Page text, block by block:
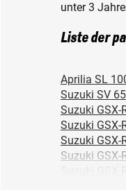
unter 3
Liste der
Aprilia SL
Suzuki SV
Suzuki
Suzuki
Suzuki GSX-
Suzuki GSX-